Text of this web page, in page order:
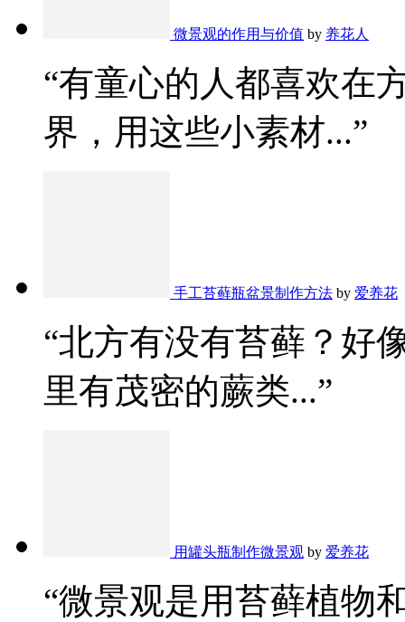
微景观的作用与价值 by 养花人
“有童心的人都喜欢在
界，用这些小素材...”
手工苔藓瓶盆景制作方法 by 爱养花
“北方有没有苔藓？好
里有茂密的蕨类...”
用罐头瓶制作微景观 by 爱养花
“微景观是用苔藓植物